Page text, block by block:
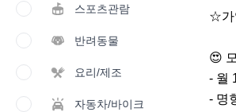
스포츠관람
반려동물
요리/제조
자동차/바이크
☆가
😍
- 월
- 명